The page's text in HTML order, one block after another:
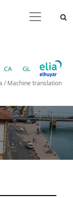
CA GL
/ Machine translation